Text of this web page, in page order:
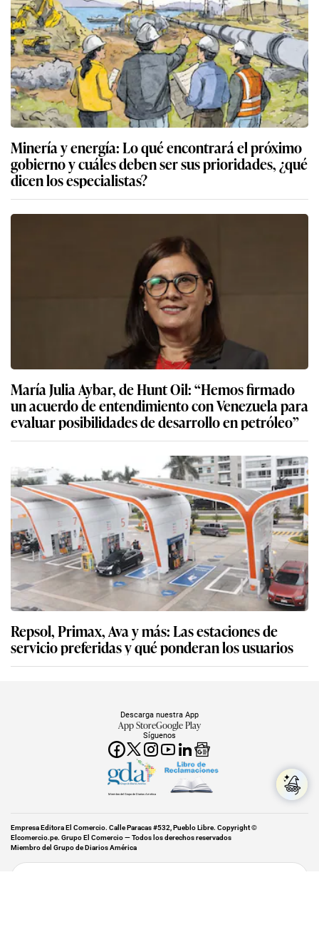
Minería y energía: Lo qué encontrará el próximo
gobierno y cuáles deben ser sus prioridades, ¿qué
dicen los especialistas?
María Julia Aybar, de Hunt Oil: “Hemos firmado
un acuerdo de entendimiento con Venezuela para
evaluar posibilidades de desarrollo en petróleo”
Repsol, Primax, Ava y más: Las estaciones de
servicio preferidas y qué ponderan los usuarios
Síguenos
Descarga nuestra App
App StoreGoogle Play
Miembro del Grupo de Diarios América
Empresa Editora El Comercio. Calle Paracas #532, Pueblo Libre. Copyright ©
Elcomercio.pe. Grupo El Comercio — Todos los derechos reservados
Miembro del Grupo de Diarios América